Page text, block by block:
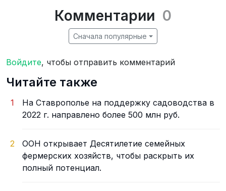
Комментарии 0
Сначала популярные
Войдите, чтобы отправить комментарий
Читайте также
1
На Ставрополье на поддержку садоводства в
2022 г. направлено более 500 млн руб.
2
ООН открывает Десятилетие семейных
фермерских хозяйств, чтобы раскрыть их
полный потенциал.